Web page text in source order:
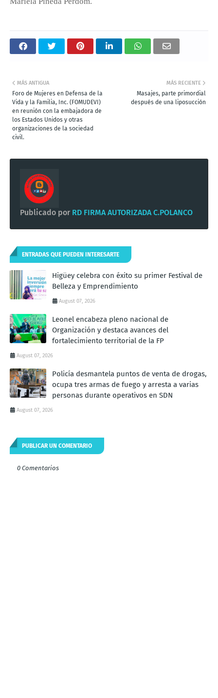
MÁS RECIENTE
Masajes, parte primordial
después de una liposucción
MÁS ANTIGUA
Foro de Mujeres en Defensa de la
Vida y la Familia, Inc. (FOMUDEVI)
en reunión con la embajadora de
los Estados Unidos y otras
organizaciones de la sociedad
civil.
Publicado por RD FIRMA AUTORIZADA C.POLANCO
ENTRADAS QUE PUEDEN INTERESARTE
Higüey celebra con éxito su primer Festival de
Belleza y Emprendimiento
August 07, 2026
Leonel encabeza pleno nacional de
Organización y destaca avances del
fortalecimiento territorial de la FP
August 07, 2026
Policía desmantela puntos de venta de drogas,
ocupa tres armas de fuego y arresta a varias
personas durante operativos en SDN
August 07, 2026
PUBLICAR UN COMENTARIO
0 Comentarios